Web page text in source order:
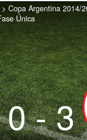
Copa Argentina 2014/
Única
0 - 3